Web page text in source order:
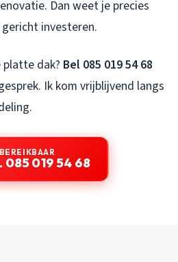
Dan weet je precies
investeren.
platte dak? Bel 085 019 54 68
Ik kom vrijblijvend langs
085 019 54 68